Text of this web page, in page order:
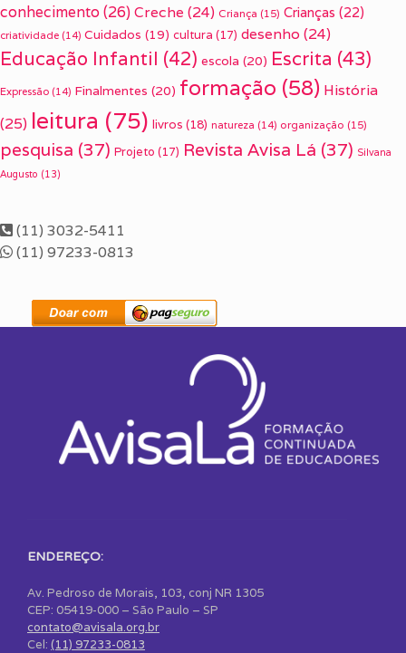
conhecimento(26) Creche (24) Criança (15) Crianças (22)
criatividade (14) Cuidados (19) cultura (17) desenho (24)
Educação Infantil (42) escola (20) Escrita (43)
Expressão (14) Finalmentes (20) formação (58) História
(25) leitura (75) livros (18) natureza (14) organização (15)
pesquisa (37) Projeto (17) Revista Avisa Lá (37) Silvana
Augusto (13)
(11) 3032-5411
(11) 97233-0813
ENDEREÇO:
Av. Pedroso de Morais, 103, conj NR 1305
CEP: 05419-000 – São Paulo – SP
contato@avisala.org.br
Cel: (11) 97233-0813